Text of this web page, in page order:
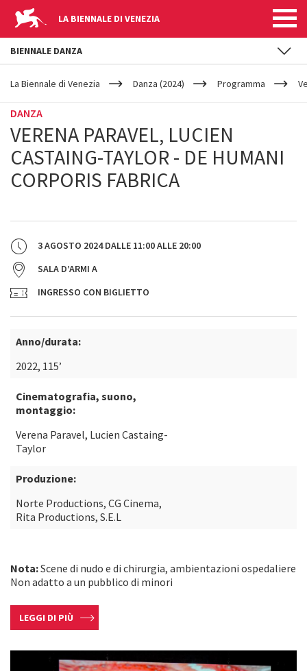
LA BIENNALE DI VENEZIA
YOUR
ARE
La Biennale di Venezia Danza (2024) Programma
DANZA
VERENA PARAVEL, LUCIEN
CASTAING-TAYLOR - DE HUMANI
CORPORIS FABRICA
3 AGOSTO 2024DALLE 11:00ALLE 20:00
SALA D’ARMI A
INGRESSO CON BIGLIETTO
Anno/durata:
2022, 115’
Cinematografia, suono,
montaggio:
Verena Paravel, Lucien Castaing-
Taylor
Produzione:
Norte Productions, CG Cinema,
Rita Productions, S.E.L
Nota:Scene di nudo e di chirurgia, ambientazioni ospedaliere
Non adatto a un pubblico di minori
LEGGI DI PIÙ
BIENNALE DANZA